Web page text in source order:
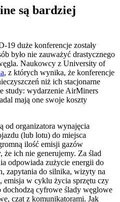
są bardziej
19 duże konferencje zostały
było nie zauważyć drastycznego
Naukowcy z University of
, z których wynika, że konferencje
niż ich stacjonarne
study: wydarzenie AirMiners
mają one swoje koszty
od organizatora wynajęcia
(lub lotu) do miejsca
ilość emisji gazów
że ich nie generujemy. Za ślad
odpowiada zużycie energii do
zapytania do silnika, wizyty na
emisja w cyklu życia sprzętu czy
dochodzą cyfrowe ślady węglowe
czat z komunikatorami. Jak